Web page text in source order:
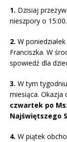
1. Dzisiaj
nieszpory o 15:00.
2. W
Franciszka. W
spowiedź dla
3. W tym
miesiąca. Okazja
czwartek po
Najświętszego
4. W piątek